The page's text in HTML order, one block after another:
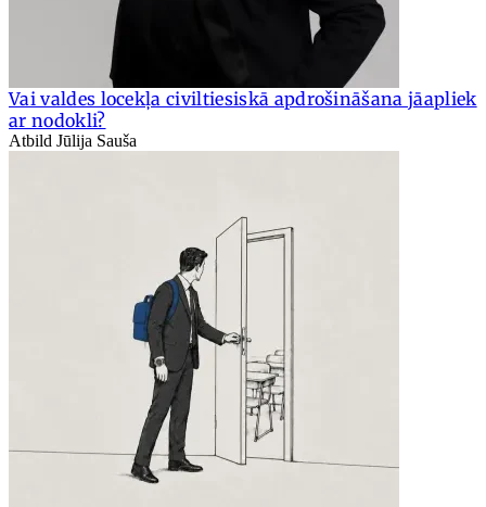
Vai valdes locekļa civiltiesiskā apdrošināšana jāapliek
ar nodokli?
Atbild Jūlija Sauša